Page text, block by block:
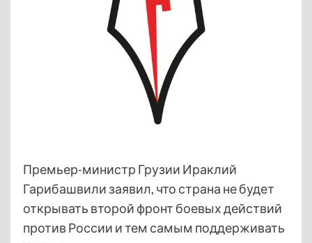
Премьер-министр Грузии Ираклий
Гарибашвили заявил, что страна не будет
открывать второй фронт боевых действий
против России и тем самым поддерживать